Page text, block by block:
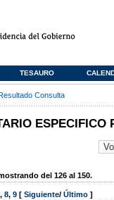
TESAURO
Consulta
ESPECIFICO
del 126 al 150.
, 8, 9 [ Siguiente/ Último ]